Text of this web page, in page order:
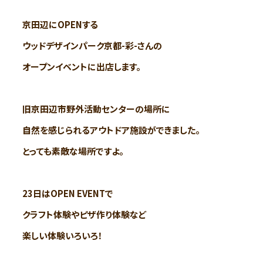
京田辺にOPENする
ウッドデザインパーク京都-彩-さんの
オープンイベントに出店します。
旧京田辺市野外活動センターの場所に
自然を感じられるアウトドア施設ができました。
とっても素敵な場所ですよ。
23日はOPEN EVENTで
クラフト体験やピザ作り体験など
楽しい体験いろいろ！